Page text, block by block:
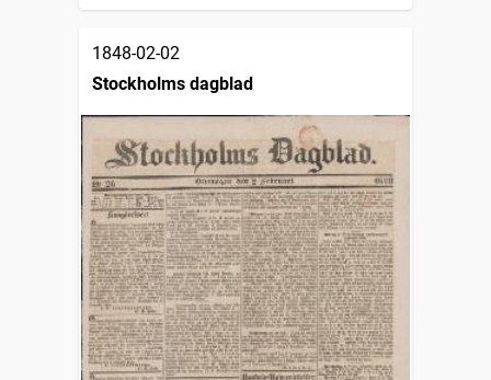
1848-02-02
Stockholms dagblad